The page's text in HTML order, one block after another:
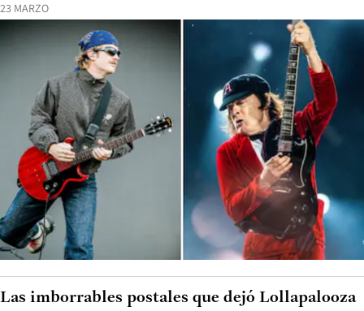
23 MARZO
Las imborrables postales que dejó Lollapalooza